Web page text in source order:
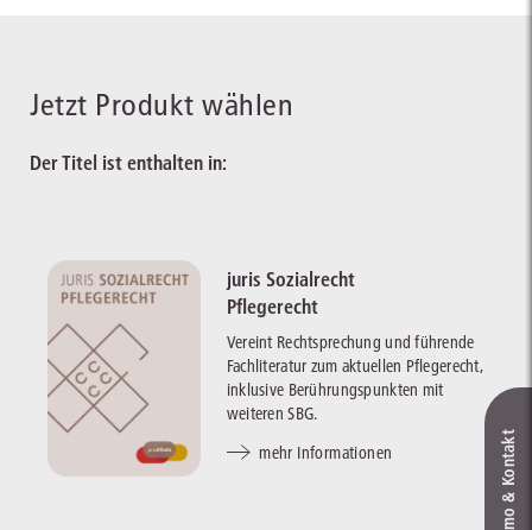
Jetzt Produkt wählen
Der Titel ist enthalten in:
juris Sozialrecht
Pflegerecht
Vereint Rechtsprechung und führende
Fachliteratur zum aktuellen Pflegerecht,
inklusive Berührungspunkten mit
weiteren SBG.
mehr Informationen